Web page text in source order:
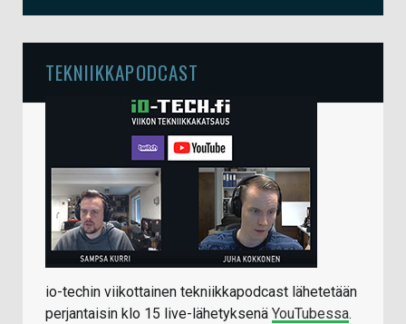
TEKNIIKKAPODCAST
io-techin viikottainen tekniikkapodcast lähetetään
perjantaisin klo 15 live-lähetyksenä YouTubessa.